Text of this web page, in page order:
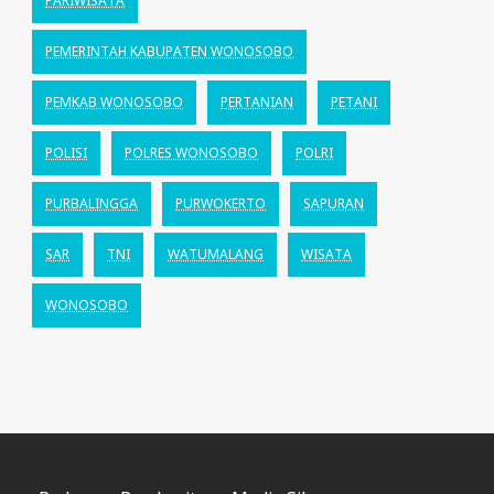
PEMERINTAH KABUPATEN WONOSOBO
PEMKAB WONOSOBO PERTANIAN PETANI
POLISI POLRES WONOSOBO POLRI
PURBALINGGA PURWOKERTO SAPURAN
SAR TNI WATUMALANG WISATA
WONOSOBO